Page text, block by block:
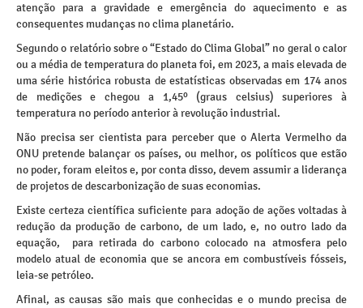
atenção para a gravidade e emergência do aquecimento e as
consequentes mudanças no clima planetário.
Segundo o relatório sobre o “Estado do Clima Global” no geral o calor
ou a média de temperatura do planeta foi, em 2023, a mais elevada de
uma série histórica robusta de estatísticas observadas em 174 anos
de medições e chegou a 1,45º (graus celsius) superiores à
temperatura no período anterior à revolução industrial.
Não precisa ser cientista para perceber que o Alerta Vermelho da
ONU pretende balançar os países, ou melhor, os políticos que estão
no poder, foram eleitos e, por conta disso, devem assumir a liderança
de projetos de descarbonização de suas economias.
Existe certeza científica suficiente para adoção de ações voltadas à
redução da produção de carbono, de um lado, e, no outro lado da
equação, para retirada do carbono colocado na atmosfera pelo
modelo atual de economia que se ancora em combustíveis fósseis,
leia-se petróleo.
Afinal, as causas são mais que conhecidas e o mundo precisa de